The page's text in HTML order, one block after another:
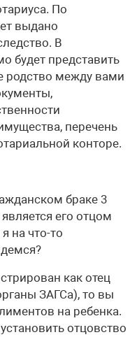
По
выдано
В
будет представить
родство между вами
перечень
конторе.
браке 3
его отцом
на что-то
как отец
ЗАГСа), то вы
на ребенка.
отцовство